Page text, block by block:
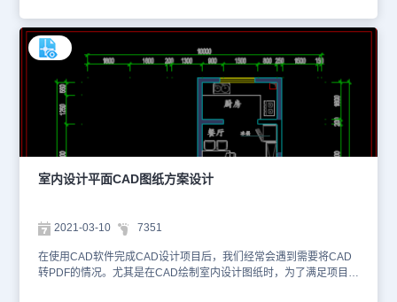
个关键点。这种方法适用于测量测量比较规则的图形面积。本文件是
CAD绘制室内设计图纸资源中、使用CAD软件绘制的毛胚建筑室内
设计CAD平面图。1、如下图给我们展示的就是整个毛胚建筑室内设
计的一个平面图，从图中我们可以看出这是整个楼层的室内设计图
纸。2、下方给大家展示的也是一份室内设计图纸，不过该室内设计
主要展示的是右边单元的设计图。今天小编给大家带来的有关CAD绘
制室内设计图纸的CAD下载素材就先给大家介绍到这里了，更多
CAD图纸内容大家可以在浩辰CAD看图王的图纸共享库中进行搜索
查看，以及使用浩辰CAD进行图纸的绘制。本CAD制图素材仅用于
互相学习资料，请勿商用。
室内设计平面CAD图纸方案设计
2021-03-10 7351
在使用CAD软件完成CAD设计项目后，我们经常会遇到需要将CAD
转PDF的情况。尤其是在CAD绘制室内设计图纸时，为了满足项目上